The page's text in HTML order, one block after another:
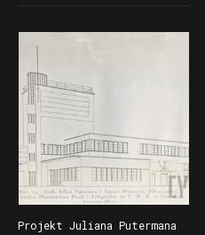
Projekt Juliana Putermana